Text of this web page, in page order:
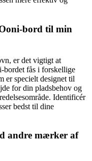
bord til min
er det vigtigt at
bordet fås i forskellige
er specielt designet til
for din pladsbehov og
Identificér
bedst til dine
andre mærker af